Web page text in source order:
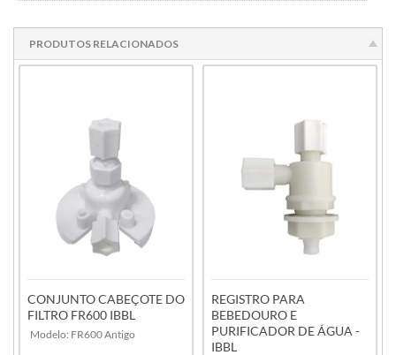
PRODUTOS RELACIONADOS
CONJUNTO CABEÇOTE DO
FILTRO FR600 IBBL
Modelo: FR600 Antigo
REGISTRO PARA
BEBEDOURO E
PURIFICADOR DE ÁGUA -
IBBL